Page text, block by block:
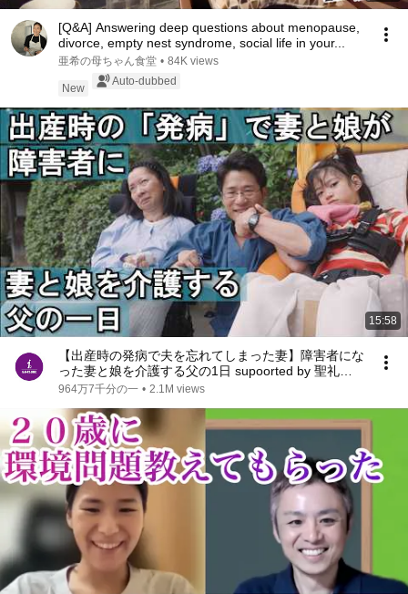
[Q&A] Answering deep questions about menopause,
divorce, empty nest syndrome, social life in your...
亜希の母ちゃん食堂 • 84K views
New
Auto-dubbed
15:58
【出産時の発病で夫を忘れてしまった妻】障害者にな
った妻と娘を介護する父の1日 supoorted by 聖礼会 #
聖礼会 #ジャパンバリアフリープロジェクト #共生
964万7千分の一 • 2.1M views